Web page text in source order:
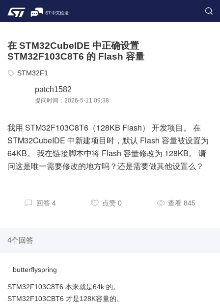
在 STM32CubeIDE 中正确设置
STM32F103C8T6 的 Flash 容量
STM32F1
patch1582
提问时间：2026-5-11 09:38
我用 STM32F103C8T6（128KB Flash） 开发项目。 在
STM32CubeIDE 中新建项目时，默认 Flash 容量被设置为
64KB。 我在链接脚本中将 Flash 容量修改为 128KB。 请
问这是唯一需要修改的地方吗？还是需要做其他设置么？
回答 4 点赞 0 查看 845
4个回答
butterflyspring
STM32F103C8T6 本来就是64k 的。
STM32F103CBT6 才是128K容量的。